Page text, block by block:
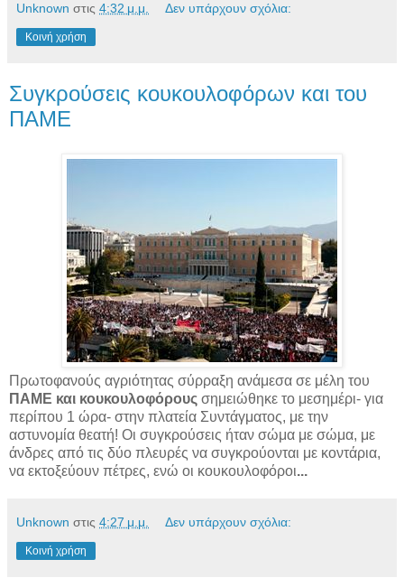
Unknown στις 4:32 μ.μ. Δεν υπάρχουν σχόλια:
Κοινή χρήση
Συγκρούσεις κουκουλοφόρων και του
ΠΑΜΕ
Πρωτοφανούς αγριότητας σύρραξη ανάμεσα σε μέλη του
ΠΑΜΕ και κουκουλοφόρους σημειώθηκε το μεσημέρι- για
περίπου 1 ώρα- στην πλατεία Συντάγματος, με την
αστυνομία θεατή! Οι συγκρούσεις ήταν σώμα με σώμα, με
άνδρες από τις δύο πλευρές να συγκρούονται με κοντάρια,
να εκτοξεύουν πέτρες, ενώ οι κουκουλοφόροι...
Unknown στις 4:27 μ.μ. Δεν υπάρχουν σχόλια:
Κοινή χρήση